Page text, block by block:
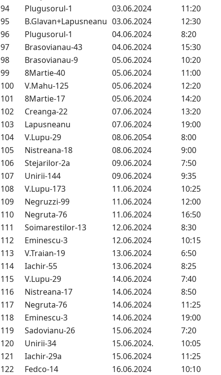
94
Plugusorul-1 03.06.2024
11:20
95
B.Glavan+Lapusneanu 03.06.2024
12:30
96
Plugusorul-1 04.06.2024
8:20
97
Brasovianau-43 04.06.2024
15:30
98
Brasovianau-9 05.06.2024
10:20
99
8Martie-40 05.06.2024
11:00
100
V.Mahu-125 05.06.2024
12:20
101
8Martie-17 05.06.2024
14:20
102
Creanga-22 07.06.2024
13:20
103
Lapusneanu 07.06.2024
19:00
104
V.Lupu-29 08.06.2054
8:00
105
Nistreana-18 08.06.2024
9:00
106
Stejarilor-2a 09.06.2024
7:50
107
Unirii-144 09.06.2024
9:35
108
V.Lupu-173 11.06.2024
10:25
109
Negruzzi-99 11.06.2024
12:00
110
Negruta-76 11.06.2024
16:50
111
Soimarestilor-13 12.06.2024
8:30
112
Eminescu-3 12.06.2024
10:15
113
V.Traian-19 13.06.2024
6:50
114
Iachir-55 13.06.2024
8:25
115
V.Lupu-29 14.06.2024
7:40
116
Nistreana-17 14.06.2024
8:50
117
Negruta-76 14.06.2024
11:25
118
Eminescu-3 14.06.2024
19:00
119
Sadovianu-26 15.06.2024
7:20
120
Unirii-34 15.06.2024.
10:05
121
Iachir-29a 15.06.2024
11:25
122
Fedco-14 16.06.2024
10:10